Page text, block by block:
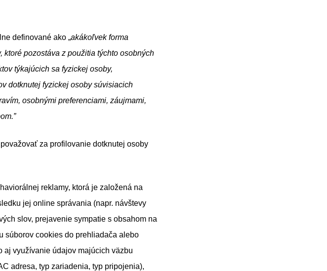
definované ako „akákoľvek forma
pozostáva z použitia týchto osobných
týkajúcich sa fyzickej osoby,
dotknutej fyzickej osoby súvisiacich
osobnými preferenciami, záujmami,
za profilovanie dotknutej osoby
reklamy, ktorá je založená na
jej online správania (napr. návštevy
slov, prejavenie sympatie s obsahom na
súborov cookies do prehliadača alebo
aj využívanie údajov majúcich väzbu
adresa, typ zariadenia, typ pripojenia),